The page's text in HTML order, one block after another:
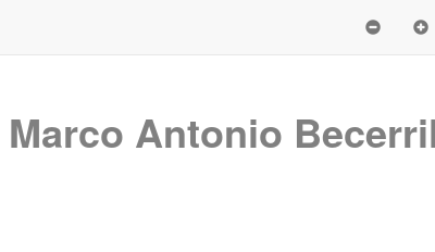
Marco Antonio